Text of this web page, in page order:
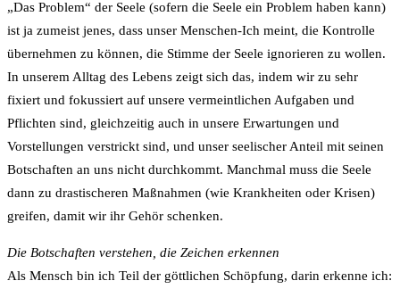
„Das Problem“ der Seele (sofern die Seele ein Problem haben kann)
ist ja zumeist jenes, dass unser Menschen-Ich meint, die Kontrolle
übernehmen zu können, die Stimme der Seele ignorieren zu wollen.
In unserem Alltag des Lebens zeigt sich das, indem wir zu sehr
fixiert und fokussiert auf unsere vermeintlichen Aufgaben und
Pflichten sind, gleichzeitig auch in unsere Erwartungen und
Vorstellungen verstrickt sind, und unser seelischer Anteil mit seinen
Botschaften an uns nicht durchkommt. Manchmal muss die Seele
dann zu drastischeren Maßnahmen (wie Krankheiten oder Krisen)
greifen, damit wir ihr Gehör schenken.
Die Botschaften verstehen, die Zeichen erkennen
Als Mensch bin ich Teil der göttlichen Schöpfung, darin erkenne ich: